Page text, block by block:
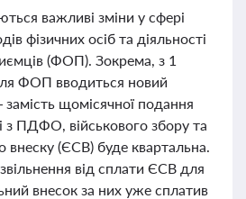
важливі зміни у сфері
фізичних осіб та діяльності
(ФОП). Зокрема, з 1
ФОП вводиться новий
щомісячної подання
з ПДФО, військового збору та
внеску (ЄСВ) буде квартальна.
від сплати ЄСВ для
внесок за них уже сплатив